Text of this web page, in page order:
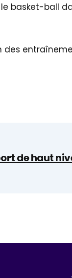
basket-ball
des
de haut